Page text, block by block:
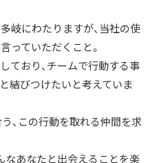
岐にわたりますが、当社の使
っていただくこと。
ており、チームで行動する事
結びつけたいと考えていま
、この行動を取れる仲間を求
なあなたと出会えることを楽